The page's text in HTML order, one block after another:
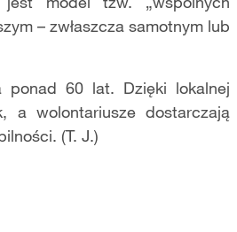
– zwłaszcza samotnym lub
ponad 60 lat. Dzięki lokalnej
a wolontariusze dostarczają
(T. J.)